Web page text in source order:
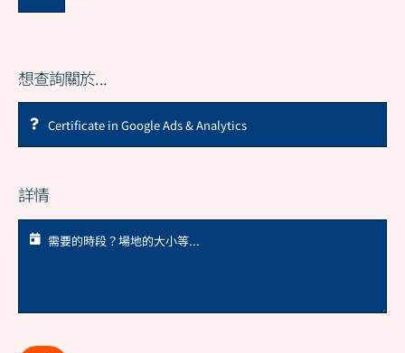
想查詢關於...
詳情